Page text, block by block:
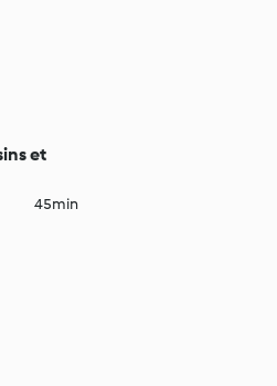
et
45min